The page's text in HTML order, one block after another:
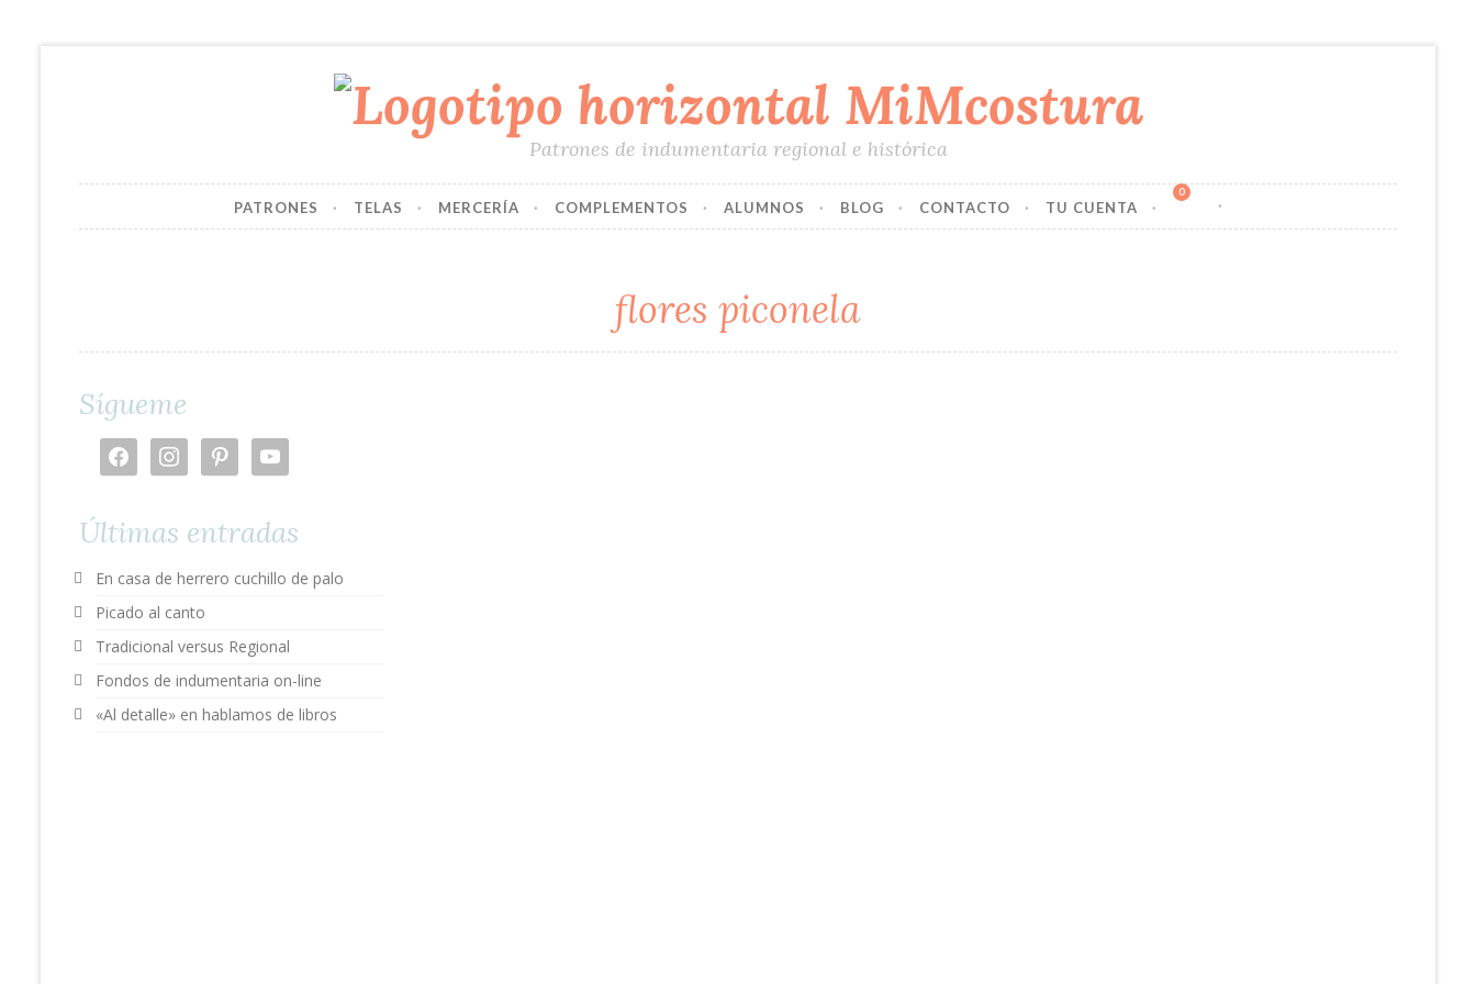
Patrones de indumentaria regional e histórica
PATRONES TELAS MERCERÍA COMPLEMENTOS ALUMNOS BLOG CONTACTO TU CUENTA
0
flores piconela
Sígueme
facebookinstagrampinterestyoutube
Últimas entradas
En casa de herrero cuchillo de palo
Picado al canto
Tradicional versus Regional
Fondos de indumentaria on-line
«Al detalle» en hablamos de libros